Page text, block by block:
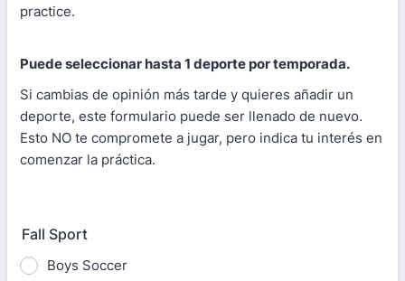
practice.
Puede seleccionar hasta 1 deporte por temporada.
Si cambias de opinión más tarde y quieres añadir un
deporte, este formulario puede ser llenado de nuevo.
Esto NO te compromete a jugar, pero indica tu interés en
comenzar la práctica.
Fall Sport
Boys Soccer